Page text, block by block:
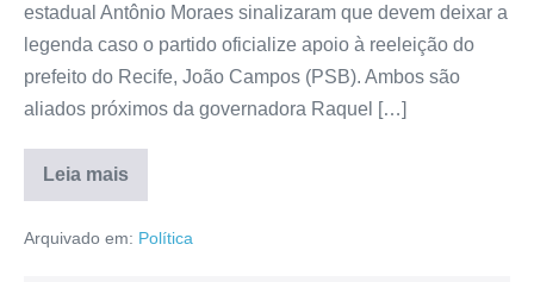
estadual Antônio Moraes sinalizaram que devem deixar a
legenda caso o partido oficialize apoio à reeleição do
prefeito do Recife, João Campos (PSB). Ambos são
aliados próximos da governadora Raquel […]
Leia mais
Arquivado em: Política